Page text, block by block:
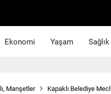
Ekonomi Yaşam Sağlık
, Manşetler Kapaklı Belediye